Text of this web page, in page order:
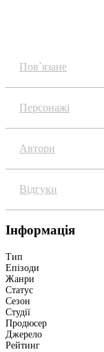
Пов`язане
Персонажі
Автори
Відгуки
Інформація
Тип
Епізоди
Жанри
Статус
Сезон
Студії
Продюсер
Джерело
Рейтинг